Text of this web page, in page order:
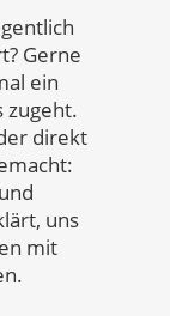
Gerne
ein
zugeht.
direkt
uns
mit